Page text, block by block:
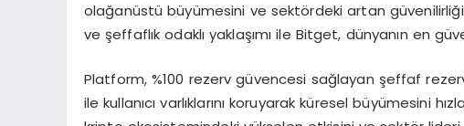
olağanüstü büyümesini ve sektördeki artan
ve şeffaflık odaklı yaklaşımı ile Bitget, dünyanın en
Platform, %100 rezerv güvencesi sağlayan şeffaf
ile kullanıcı varlıklarını koruyarak küresel büyümesini